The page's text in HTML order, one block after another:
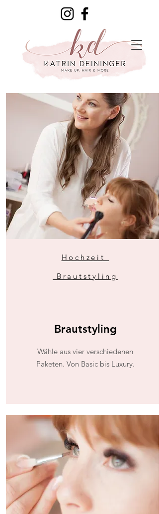
Hochzeit
Brautstyling
Brautstyling
Wähle aus vier verschiedenen
Paketen. Von Basic bis Luxury.